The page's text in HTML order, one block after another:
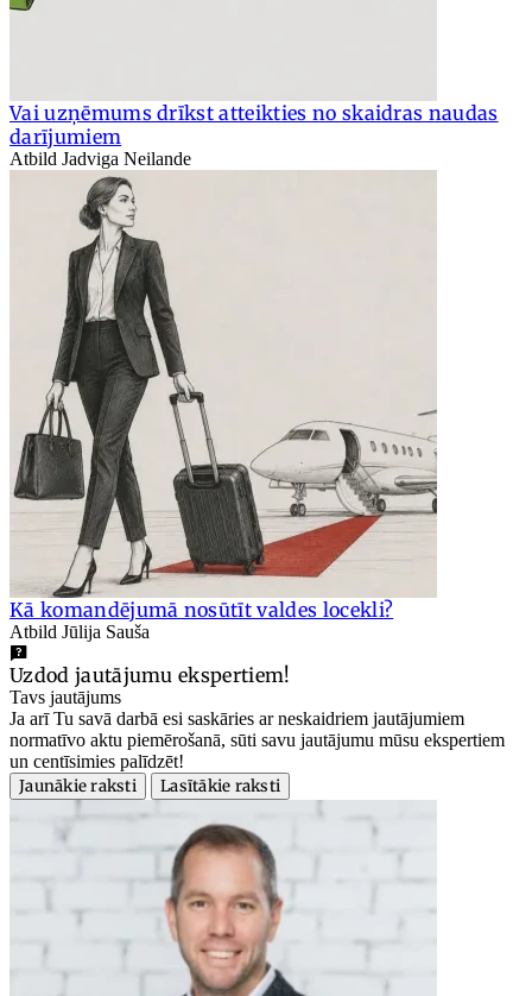
Vai uzņēmums drīkst atteikties no skaidras naudas
darījumiem
Atbild Jadviga Neilande
Kā komandējumā nosūtīt valdes locekli?
Atbild Jūlija Sauša
Uzdod jautājumu ekspertiem!
Tavs jautājums
Ja arī Tu savā darbā esi saskāries ar neskaidriem jautājumiem
normatīvo aktu piemērošanā, sūti savu jautājumu mūsu ekspertiem
un centīsimies palīdzēt!
Jaunākie raksti
Lasītākie raksti